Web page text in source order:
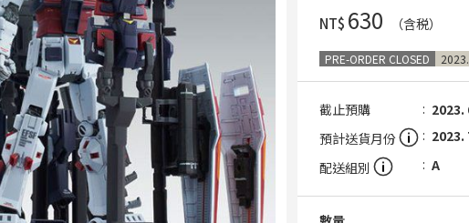
NT$ ‌630 （含税）
PRE-ORDER CLOSED
截止預購
2023.
預計送貨月份
2023.
配送組別
A